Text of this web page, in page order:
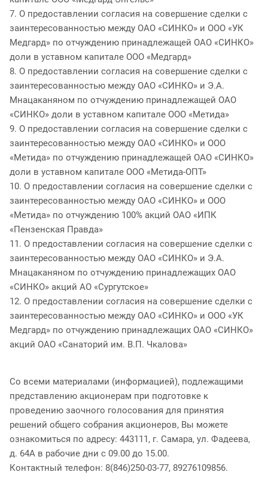
7. О предоставлении согласия на совершение сделки с
заинтересованностью между ОАО «СИНКО» и ООО «УК
Медгард» по отчуждению принадлежащей ОАО «СИНКО»
доли в уставном капитале ООО «Медгард»
8. О предоставлении согласия на совершение сделки с
заинтересованностью между ОАО «СИНКО» и Э.А.
Мнацаканяном по отчуждению принадлежащей ОАО
«СИНКО» доли в уставном капитале ООО «Метида»
9. О предоставлении согласия на совершение сделки с
заинтересованностью между ОАО «СИНКО» и ООО
«Метида» по отчуждению принадлежащей ОАО «СИНКО»
доли в уставном капитале ООО «Метида-ОПТ»
10. О предоставлении согласия на совершение сделки с
заинтересованностью между ОАО «СИНКО» и ООО
«Метида» по отчуждению 100% акций ОАО «ИПК
«Пензенская Правда»
11. О предоставлении согласия на совершение сделки с
заинтересованностью между ОАО «СИНКО» и Э.А.
Мнацаканяном по отчуждению принадлежащих ОАО
«СИНКО» акций АО «Сургутское»
12. О предоставлении согласия на совершение сделки с
заинтересованностью между ОАО «СИНКО» и ООО «УК
Медгард» по отчуждению принадлежащих ОАО «СИНКО»
акций ОАО «Санаторий им. В.П. Чкалова»
Со всеми материалами (информацией), подлежащими
представлению акционерам при подготовке к
проведению заочного голосования для принятия
решений общего собрания акционеров, Вы можете
ознакомиться по адресу: 443111, г. Самара, ул. Фадеева,
д. 64А в рабочие дни с 09.00 до 15.00.
Контактный телефон: 8(846)250-03-77, 89276109856.